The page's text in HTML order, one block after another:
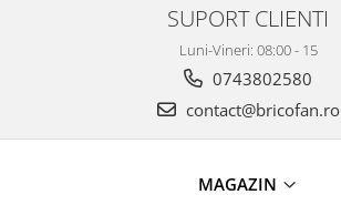
mixere mortar sau vopsea
Compresoare si scule pneumatice
Accesorii scule pneumatice
Compresoare si accesorii
SUPORT CLIENTI
Luni-Vineri: 08:00 - 15
0743802580
contact@bricofan.ro
MAGAZIN